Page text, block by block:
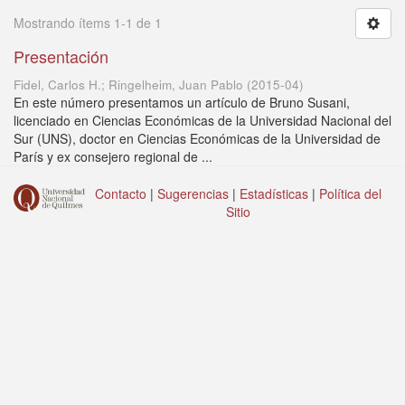
Mostrando ítems 1-1 de 1
Presentación
Fidel, Carlos H.; Ringelheim, Juan Pablo (2015-04)
En este número presentamos un artículo de Bruno Susani,
licenciado en Ciencias Económicas de la Universidad Nacional del
Sur (UNS), doctor en Ciencias Económicas de la Universidad de
París y ex consejero regional de ...
Contacto | Sugerencias | Estadísticas | Política del
Sitio